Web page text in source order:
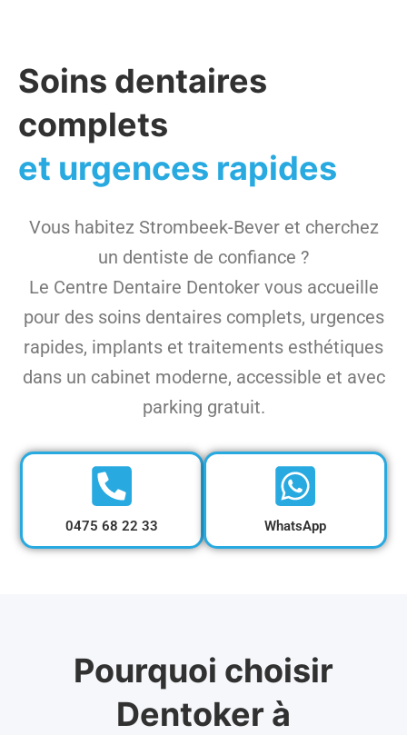
Soins dentaires
complets
et urgences rapides
Vous habitez Strombeek-Bever et cherchez
un dentiste de confiance ?
Le Centre Dentaire Dentoker vous accueille
pour des soins dentaires complets, urgences
rapides, implants et traitements esthétiques
dans un cabinet moderne, accessible et avec
parking gratuit.
0475 68 22 33 WhatsApp
Pourquoi choisir
Dentoker à